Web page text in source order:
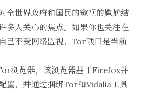
全世界政府和国民的窥视的尴尬结
多人关心的焦点。如果你也关注在
己不受网络监视， Tor项目是当前
浏览器，该浏览器基于Firefox并
置，并通过捆绑Tor和Vidalia工具